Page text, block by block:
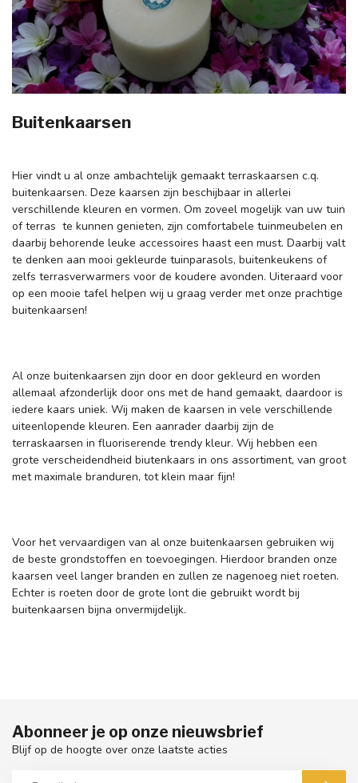
Buitenkaarsen
Hier vindt u al onze ambachtelijk gemaakt terraskaarsen c.q.
buitenkaarsen. Deze kaarsen zijn beschijbaar in allerlei
verschillende kleuren en vormen. Om zoveel mogelijk van uw tuin
of terras te kunnen genieten, zijn comfortabele tuinmeubelen en
daarbij behorende leuke accessoires haast een must. Daarbij valt
te denken aan mooi gekleurde tuinparasols, buitenkeukens of
zelfs terrasverwarmers voor de koudere avonden. Uiteraard voor
op een mooie tafel helpen wij u graag verder met onze prachtige
buitenkaarsen!
Al onze buitenkaarsen zijn door en door gekleurd en worden
allemaal afzonderlijk door ons met de hand gemaakt, daardoor is
iedere kaars uniek. Wij maken de kaarsen in vele verschillende
uiteenlopende kleuren. Een aanrader daarbij zijn de
terraskaarsen in fluoriserende trendy kleur. Wij hebben een
grote verscheidendheid biutenkaars in ons assortiment, van groot
met maximale branduren, tot klein maar fijn!
Voor het vervaardigen van al onze buitenkaarsen gebruiken wij
de beste grondstoffen en toevoegingen. Hierdoor branden onze
kaarsen veel langer branden en zullen ze nagenoeg niet roeten.
Echter is roeten door de grote lont die gebruikt wordt bij
buitenkaarsen bijna onvermijdelijk.
Abonneer je op onze nieuwsbrief
Blijf op de hoogte over onze laatste acties